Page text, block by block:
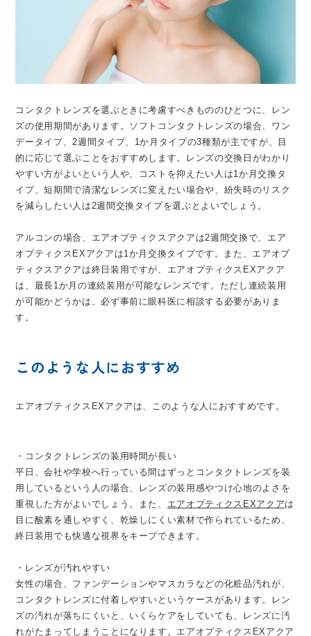
コンタクトレンズを選ぶときに考慮すべきもののひとつに、レン
ズの使用期間があります。ソフトコンタクトレンズの場合、ワン
データイプ、2週間タイプ、1か月タイプの3種類が主ですが、目
的に応じて選ぶことをおすすめします。レンズの交換日がわかり
やすい方がよいという人や、コストを抑えたい人は1か月交換タ
イプ、短期間で清潔なレンズに変えたい場合や、紛失時のリスク
を減らしたい人は2週間交換タイプを選ぶとよいでしょう。
アルコンの場合、エアオプティクスアクアは2週間交換で、エア
オプティクスEXアクアは1か月交換タイプです。また、エアオプ
ティクスアクアは終日装用ですが、エアオプティクスEXアクア
は、最長1か月の連続装用が可能なレンズです。ただし連続装用
が可能かどうかは、必ず事前に眼科医に相談する必要がありま
す。
このような人におすすめ
エアオプティクスEXアクアは、このような人におすすめです。
・コンタクトレンズの装用時間が長い
平日、会社や学校へ行っている間はずっとコンタクトレンズを装
用しているという人の場合、レンズの装用感やつけ心地のよさを
重視した方がよいでしょう。また、 エアオプティクスEXアクアは
目に酸素を通しやすく、乾燥しにくい素材で作られているため、
終日装用でも快適な視界をキープできます。
・レンズが汚れやすい
女性の場合、ファンデーションやマスカラなどの化粧品汚れが、
コンタクトレンズに付着しやすいというケースがあります。レン
ズの汚れが落ちにくいと、いくらケアをしていても、レンズに汚
れがたまってしまうことになります。エアオプティクスEXアクア